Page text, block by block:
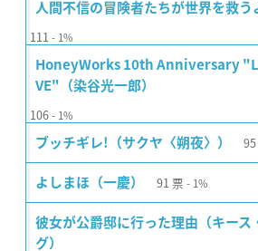
人間不信の冒険者たちが世界を救う
111 1%
HoneyWorks 10th Anniversary
VE"（染谷光一郎）
106 1%
ブッチギレ!（サクヤ〈朔夜〉） 95
よしまほ（一慶） 91 票 1%
彼女が公爵邸に行った理由（キース
グ）